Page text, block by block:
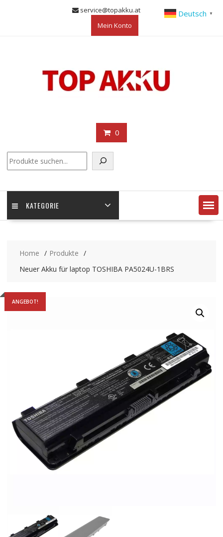
service@topakku.at
Mein Konto
0
KATEGORIE
Home
Produkte
Neuer Akku für laptop TOSHIBA PA5024U-1BRS
ANGEBOT!
Deutsch ▼